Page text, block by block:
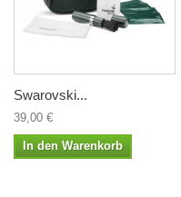
Swarovski...
39,00 €
In den Warenkorb